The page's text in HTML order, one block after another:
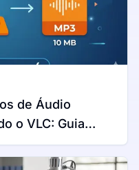
de Áudio
o VLC: Guia
Mac